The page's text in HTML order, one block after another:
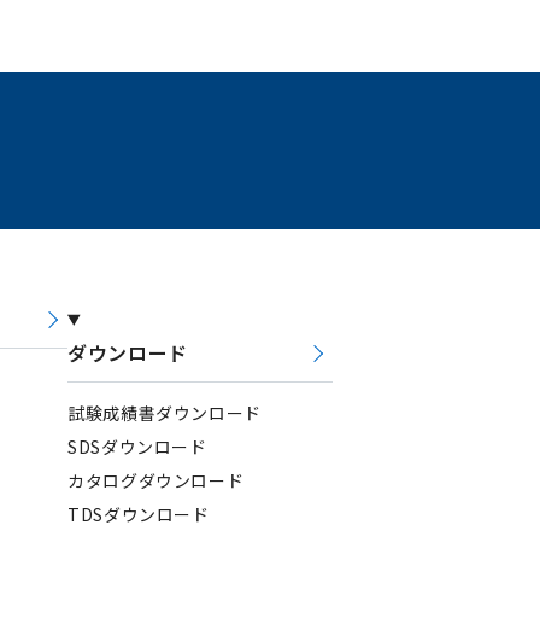
ダウンロード
試験成績書ダウンロード
SDSダウンロード
カタログダウンロード
TDSダウンロード